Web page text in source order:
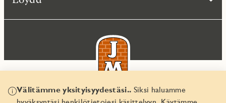
Välitämme yksityisyydestäsi.. Siksi haluamme